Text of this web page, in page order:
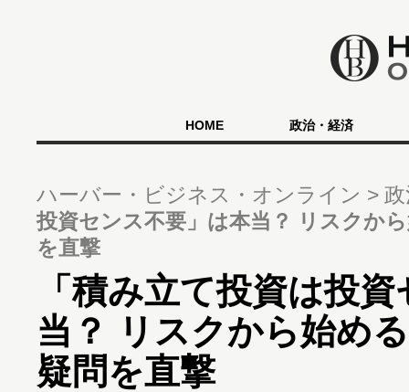
HOME 政治・経済
ハーバー・ビジネス・オンライン
投資センス不要」は本当？ リスクか
を直撃
「積み立て投資は投
当？ リスクから始め
疑問を直撃